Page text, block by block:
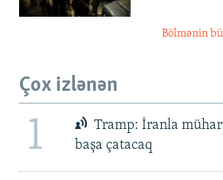
Bölmənin
Çox izlənən
1
Tramp: İranla
başa çatacaq